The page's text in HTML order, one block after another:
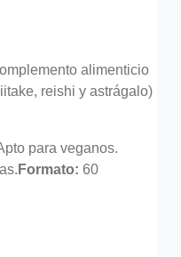
alimenticio
reishi y astrágalo)
para veganos.
Formato: 60